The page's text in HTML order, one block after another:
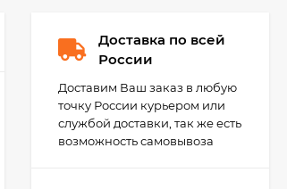
Доставка по всей
России
Доставим Ваш заказ в любую
точку России курьером или
службой доставки, так же есть
возможность самовывоза